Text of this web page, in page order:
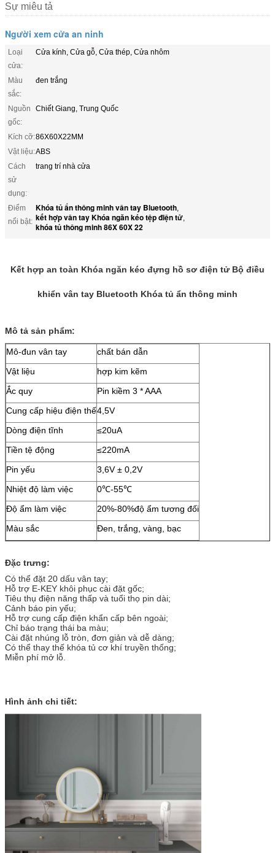
Sự miêu tả
Người xem cửa an ninh
Loại
cửa:
Cửa kính, Cửa gỗ, Cửa thép, Cửa nhôm
Màu
sắc:
đen trắng
Nguồn
gốc:
Chiết Giang, Trung Quốc
Kích cỡ:86X60X22MM
Vật liệu:ABS
Cách
sử
dụng:
trang trí nhà cửa
Điểm
nổi bật:
Khóa tủ ẩn thông minh vân tay Bluetooth,
kết hợp vân tay Khóa ngăn kéo tệp điện tử,
khóa tủ thông minh 86X 60X 22
Kết hợp an toàn Khóa ngăn kéo đựng hồ sơ điện tử Bộ điều
khiển vân tay Bluetooth Khóa tủ ẩn thông minh
Mô tả sản phẩm:
Mô-đun vân tay
chất bán dẫn
Vật liệu
hợp kim kẽm
Ắc quy
Pin kiềm 3 * AAA
Cung cấp hiệu điện thế4,5V
Dòng điện tĩnh
≤20uA
Tiền tệ động
≤220mA
Pin yếu
3,6V ± 0,2V
Nhiệt độ làm việc
0℃-55℃
Độ ẩm làm việc
20%-80%độ ẩm tương đối
Màu sắc
Đen, trắng, vàng, bạc
Đặc trưng:
Có thể đặt 20 dấu vân tay;
Hỗ trợ E-KEY khôi phục cài đặt gốc;
Tiêu thụ điện năng thấp và tuổi thọ pin dài;
Cảnh báo pin yếu;
Hỗ trợ cung cấp điện khẩn cấp bên ngoài;
Chỉ báo trạng thái ba màu;
Cài đặt nhúng lỗ tròn, đơn giản và dễ dàng;
Có thể thay thế khóa tủ cơ khí truyền thống;
Miễn phí mở lỗ.
Hình ảnh chi tiết: